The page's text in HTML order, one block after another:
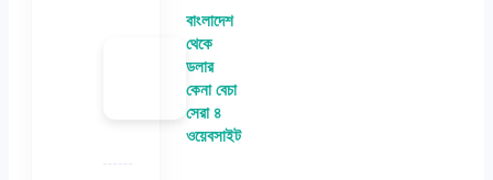
বাংলাদেশ
থেকে
ডলার
কেনা বেচা
সেরা ৪
ওয়েবসাইট